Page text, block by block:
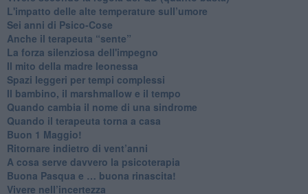
​L'impatto delle alte temperature sull’umore
Sei anni di Psico-Cose
​Anche il terapeuta “sente”
​La forza silenziosa dell'impegno
​Il mito della madre leonessa
Spazi leggeri per tempi complessi
Il bambino, il marshmallow e il tempo
​Quando cambia il nome di una sindrome
​Quando il terapeuta torna a casa
​Buon 1 Maggio!
Ritornare indietro di vent’anni
​A cosa serve davvero la psicoterapia
​Buona Pasqua e … buona rinascita!
​Vivere nell’incertezza